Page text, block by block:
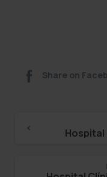
Share on
Continue
Reading